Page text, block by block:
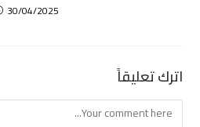
30/04/2025
اترك تعليقاً